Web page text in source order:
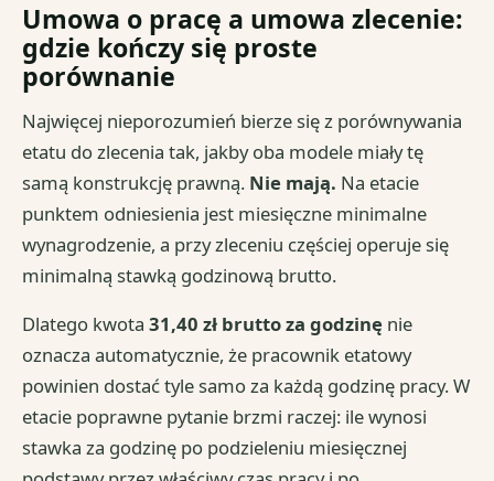
Umowa o pracę a umowa zlecenie:
gdzie kończy się proste
porównanie
Najwięcej nieporozumień bierze się z porównywania
etatu do zlecenia tak, jakby oba modele miały tę
samą konstrukcję prawną. Nie mają. Na etacie
punktem odniesienia jest miesięczne minimalne
wynagrodzenie, a przy zleceniu częściej operuje się
minimalną stawką godzinową brutto.
Dlatego kwota31,40 zł brutto za godzinę nie
oznacza automatycznie, że pracownik etatowy
powinien dostać tyle samo za każdą godzinę pracy. W
etacie poprawne pytanie brzmi raczej: ile wynosi
stawka za godzinę po podzieleniu miesięcznej